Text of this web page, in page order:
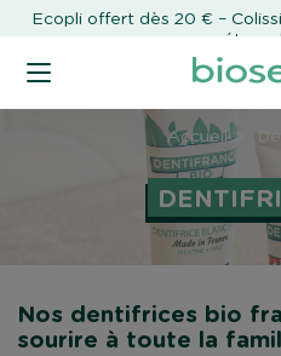
Ecopli offert dès 20 € –
Accueil
Nos dentifrices bio
sourire à toute la